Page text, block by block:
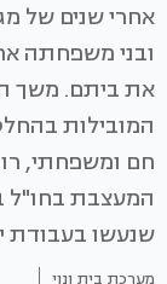
אחרי שנים של
ובני משפחתה
את ביתם. משך
המובילות
חם ומשפחתי,
המעצבת בחו"ל
שנעשו בעבודת
מערכת בית ונוי